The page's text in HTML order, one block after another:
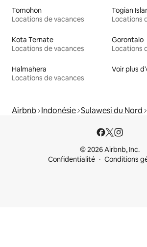
Tomohon
Locations de vacances
Togian
Locations
Kota Ternate
Locations de vacances
Gorontalo
Locations
Halmahera
Locations de vacances
Voir plus
Airbnb Indonésie Sulawesi du Nord
© 2026 Airbnb, Inc.
Confidentialité
Conditions